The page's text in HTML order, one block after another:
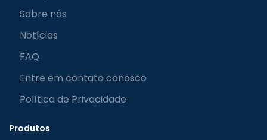
Sobre nós
Notícias
FAQ
Entre em contato conosco
Política de Privacidade
Produtos